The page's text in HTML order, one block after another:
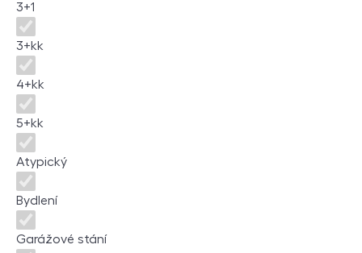
3+1
3+kk
4+kk
5+kk
Atypický
Bydlení
Garážové stání